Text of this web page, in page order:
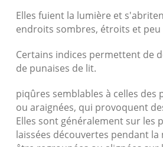
Elles fuient la lumière et
endroits sombres, étroits et peu
Certains indices permettent de
de punaises de lit.
piqûres semblables à celles des
ou araignées, qui provoquent
Elles sont généralement sur les
laissées découvertes pendant la